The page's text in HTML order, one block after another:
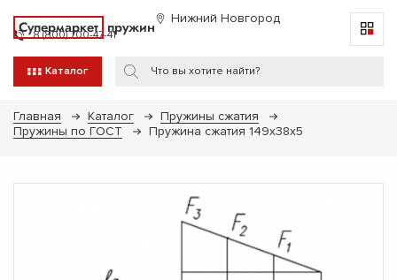
Супермаркет пружин Нижний Новгород
8 (800) 700-47-41
Каталог
Главная Каталог
Пружины сжатия
Пружины по ГОСТ
Пружина сжатия 149х38х5